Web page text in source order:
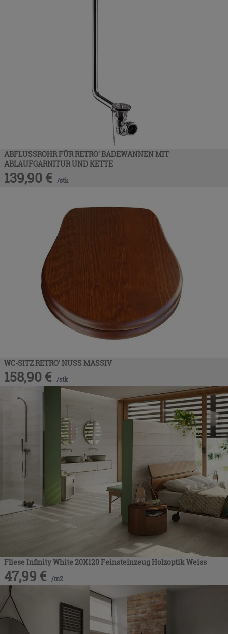
ABFLUSSROHR FÜR RETRO' BADEWANNEN MIT
ABLAUFGARNITUR UND KETTE
139,90 € /stk
WC-SITZ RETRO' NUSS MASSIV
158,90 € /stk
Fliese Infinity White 20X120 Feinsteinzeug Holzoptik Weiss
47,99 € /m2